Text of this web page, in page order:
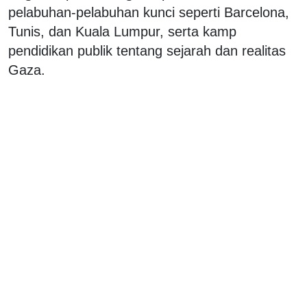
pelabuhan-pelabuhan kunci seperti Barcelona,
Tunis, dan Kuala Lumpur, serta kamp
pendidikan publik tentang sejarah dan realitas
Gaza.